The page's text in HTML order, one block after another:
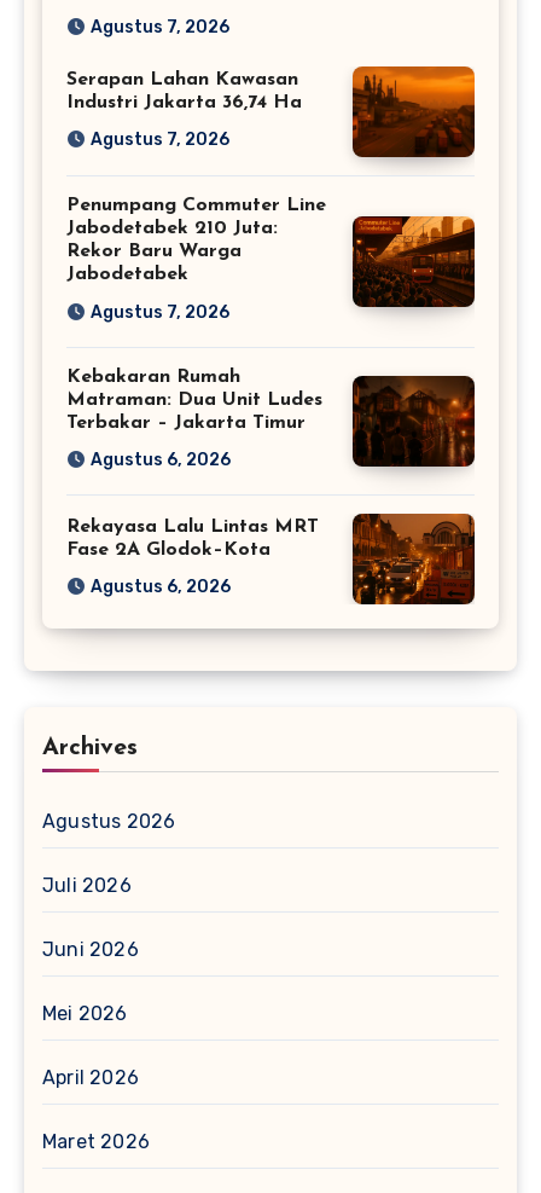
Restu BI
Agustus 7, 2026
Serapan Lahan Kawasan
Industri Jakarta 36,74 Ha
Agustus 7, 2026
Penumpang Commuter Line
Jabodetabek 210 Juta:
Rekor Baru Warga
Jabodetabek
Agustus 7, 2026
Kebakaran Rumah
Matraman: Dua Unit Ludes
Terbakar – Jakarta Timur
Agustus 6, 2026
Rekayasa Lalu Lintas MRT
Fase 2A Glodok–Kota
Agustus 6, 2026
Archives
Agustus 2026
Juli 2026
Juni 2026
Mei 2026
April 2026
Maret 2026